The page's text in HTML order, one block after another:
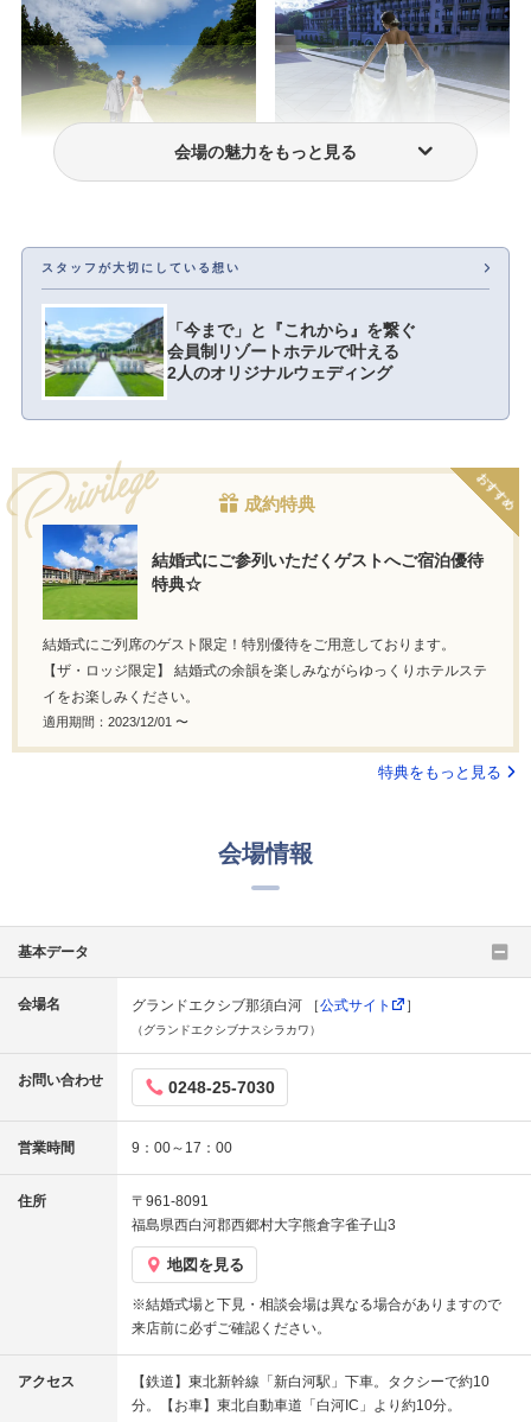
フォトウェディング・前撮り ウェディングドレス・衣装
会場の魅力をもっと見る
スタッフが大切にしている想い
「今まで」と『これから』を繋ぐ
会員制リゾートホテルで叶える
2人のオリジナルウェディング
おすすめ
成約特典
結婚式にご参列いただくゲストへご宿泊優待
特典☆
結婚式にご列席のゲスト限定！特別優待をご用意しております。
【ザ・ロッジ限定】 結婚式の余韻を楽しみながらゆっくりホテルステ
イをお楽しみください。
適用期間：2023/12/01 〜
特典をもっと見る
会場情報
基本データ
会場名 グランドエクシブ那須白河 ［公式サイト ］
（グランドエクシブナスシラカワ）
お問い合わせ 0248-25-7030
営業時間 9：00～17：00
住所
〒961-8091
福島県西白河郡西郷村大字熊倉字雀子山3
地図を見る
※結婚式場と下見・相談会場は異なる場合がありますので
来店前に必ずご確認ください。
アクセス
【鉄道】東北新幹線「新白河駅」下車。タクシーで約10
分。【お車】東北自動車道「白河IC」より約10分。